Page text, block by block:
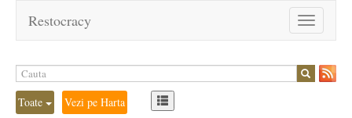
Toggle
navigation
Restocracy
Toate Vezi pe Harta